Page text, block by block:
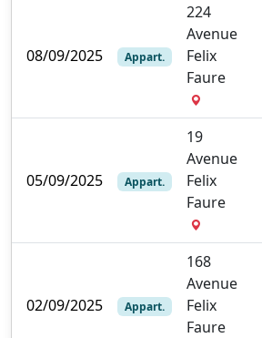
08/09/2025 Appart.
224
Avenue
Felix
Faure
05/09/2025 Appart.
19
Avenue
Felix
Faure
02/09/2025 Appart.
168
Avenue
Felix
Faure